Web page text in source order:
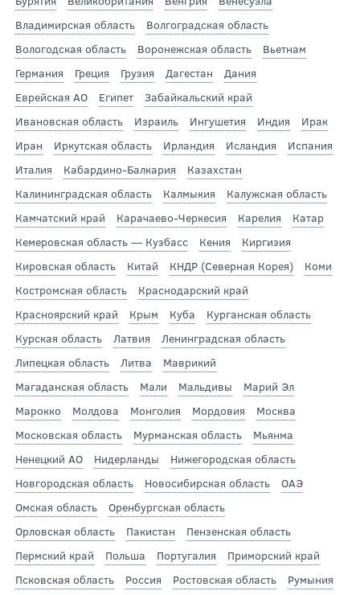
Владимирская область
Волгоградская область
Вологодская область
Воронежская область
Вьетнам
Германия
Греция Грузия Дагестан
Дания
Еврейская АО
Египет
Забайкальский край
Ивановская область
Израиль Ингушетия Индия
Ирак
Иран
Иркутская область Ирландия Исландия
Испания
Италия
Кабардино-Балкария
Казахстан
Калининградская область
Калмыкия
Калужская область
Камчатский край
Карачаево-Черкесия Карелия
Катар
Кемеровская область — Кузбасс
Кения
Киргизия
Кировская область
Китай КНДР (Северная Корея)
Коми
Костромская область
Краснодарский край
Красноярский край
Крым Куба
Курганская область
Курская область
Латвия
Ленинградская область
Липецкая область
Литва
Маврикий
Магаданская область
Мали Мальдивы
Марий Эл
Марокко
Молдова Монголия Мордовия
Москва
Московская область
Мурманская область
Мьянма
Ненецкий АО
Нидерланды
Нижегородская область
Новгородская область
Новосибирская область
ОАЭ
Омская область
Оренбургская область
Орловская область
Пакистан
Пензенская область
Пермский край
Польша Португалия
Приморский край
Псковская область
Россия Ростовская область
Румыния